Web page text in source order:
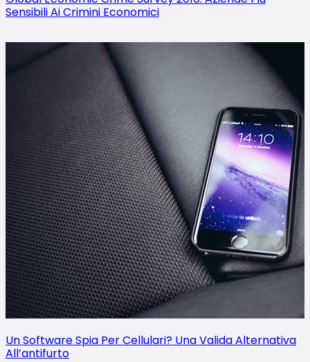
Sensibili Ai Crimini Economici
Un Software Spia Per Cellulari? Una Valida Alternativa
All’antifurto